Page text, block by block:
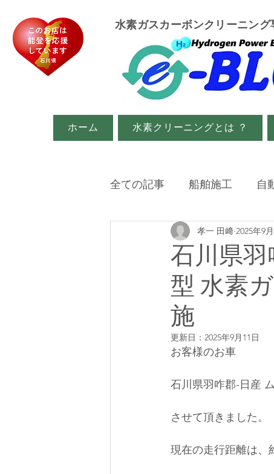
水素ガスカーボンクリーニン
ホーム 水素クリーニングとは ？
全ての記事 船舶施工 自
イベント・メディア関係
石川県
型 水素
施
孝一 田﨑 2025年9
更新日： 2025年9月11日
お客様のお車
石川県羽咋郡-日産
させて頂きました。
現在の走行距離は、